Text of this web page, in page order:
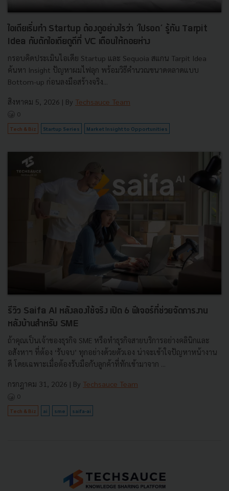
ไอเดียเริ่มทำ Startup ต้องดูอย่างไรว่า ‘ไปรอด’ รู้ทัน Tarpit
Idea กับดักไอเดียดูดีที่ VC เตือนให้ถอยห่าง
กรอบคิดประเมินไอเดีย Startup และ Sequoia สแกน Tarpit Idea
ค้นหา Insight ปัญหาผมไฟลุก พร้อมวิธีคำนวณขนาดตลาดแบบ
Bottom-up ก่อนลงมือสร้างจริง...
สิงหาคม 5, 2026 | By Techsauce Team
0
Tech & Biz Startup Series Market Insight to Opportunities
รีวิว Saifa AI หลังลองใช้จริง เปิด 6 ฟีเจอร์ที่ช่วยจัดการงาน
หลังบ้านสำหรับ SME
ถ้าคุณเป็นเจ้าของธุรกิจ SME หรือทำธุรกิจสายบริการอย่างคลินิกและ
อสังหาฯ ที่ต้อง ‘รับจบ’ ทุกอย่างด้วยตัวเอง น่าจะเข้าใจปัญหาหน้างาน
ดี โดยเฉพาะเมื่อต้องรับมือกับลูกค้าที่ทักเข้ามาจาก ...
กรกฎาคม 31, 2026 | By Techsauce Team
0
Tech & Biz ai sme saifa-ai